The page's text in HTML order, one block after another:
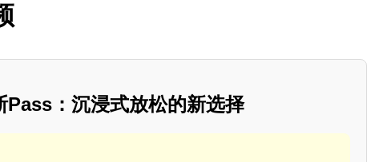
Pass：沉浸式放松的新选择